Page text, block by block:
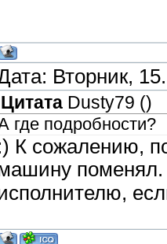
Вторник,
Цитата Dusty79 ()
где подробности?
К сожалению,